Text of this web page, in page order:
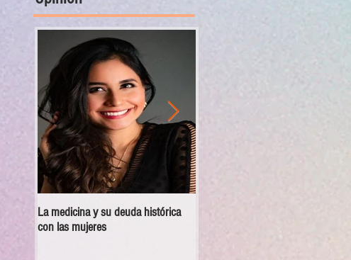
La medicina y su deuda histórica
con las mujeres